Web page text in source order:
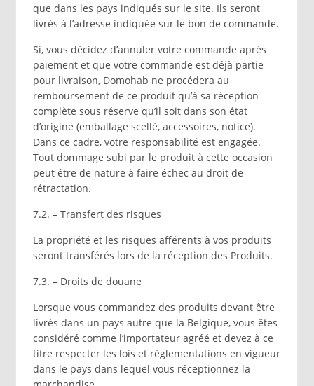
que dans les pays indiqués sur le site. Ils seront
livrés à l’adresse indiquée sur le bon de commande.
Si, vous décidez d’annuler votre commande après
paiement et que votre commande est déjà partie
pour livraison, Domohab ne procédera au
remboursement de ce produit qu’à sa réception
complète sous réserve qu’il soit dans son état
d’origine (emballage scellé, accessoires, notice).
Dans ce cadre, votre responsabilité est engagée.
Tout dommage subi par le produit à cette occasion
peut être de nature à faire échec au droit de
rétractation.
7.2. – Transfert des risques
La propriété et les risques afférents à vos produits
seront transférés lors de la réception des Produits.
7.3. – Droits de douane
Lorsque vous commandez des produits devant être
livrés dans un pays autre que la Belgique, vous êtes
considéré comme l’importateur agréé et devez à ce
titre respecter les lois et réglementations en vigueur
dans le pays dans lequel vous réceptionnez la